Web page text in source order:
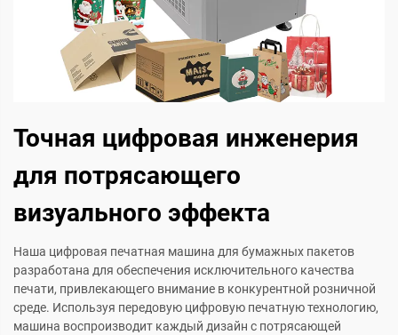
Точная цифровая инженерия
для потрясающего
визуального эффекта
Наша цифровая печатная машина для бумажных пакетов
разработана для обеспечения исключительного качества
печати, привлекающего внимание в конкурентной розничной
среде. Используя передовую цифровую печатную технологию,
машина воспроизводит каждый дизайн с потрясающей